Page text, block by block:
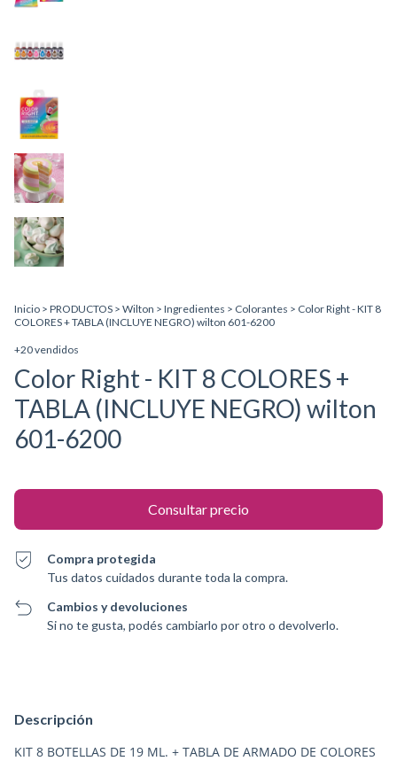
Inicio > PRODUCTOS > Wilton > Ingredientes > Colorantes > Color Right - KIT 8
COLORES + TABLA (INCLUYE NEGRO) wilton 601-6200
+20 vendidos
Color Right - KIT 8 COLORES +
TABLA (INCLUYE NEGRO) wilton
601-6200
Compra protegida
Tus datos cuidados durante toda la compra.
Cambios y devoluciones
Si no te gusta, podés cambiarlo por otro o devolverlo.
Descripción
KIT 8 BOTELLAS DE 19 ML. + TABLA DE ARMADO DE COLORES